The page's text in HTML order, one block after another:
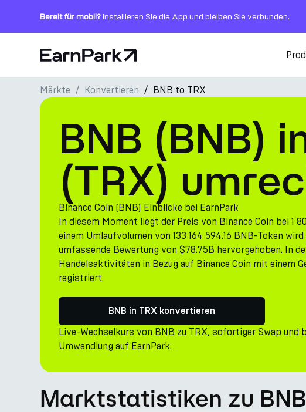
Bereit für mobil?Installieren Sie die App und bleiben Sie verbunden.
Startseite
Produkte
Märkte
Rechner
PARK Token
Ressourcen
Unternehmen
Märkte Konvertieren BNB to TRX
BNB (BNB)
(TRX)
Binance Coin (BNB) Einblicke bei EarnPark
In diesem Moment liegt der Preis von Binance Coin bei 1
einem Umlaufvolumen von 133 164 594.16 BNB-Token
umfassende Bewertung von $78.75B hervorgehoben. In
Handelsaktivitäten in Bezug auf Binance Coin mit einem
registriert.
BNB in TRX konvertieren
Live-Wechselkurs von BNB zu TRX, sofortiger Swap und
Umwandlung auf EarnPark.
Marktstatistiken zu